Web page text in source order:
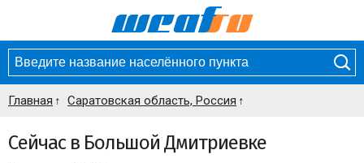
Главная Саратовская область, Россия
Сейчас в Большой Дмитриевке